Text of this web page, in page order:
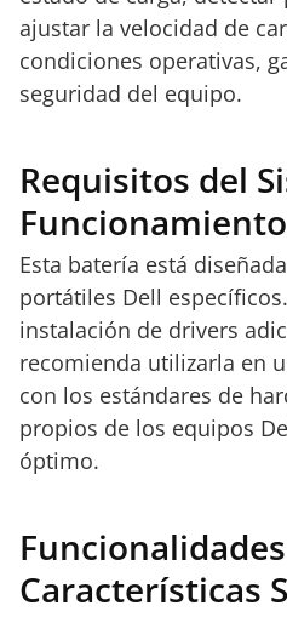
ajustar la velocidad de
condiciones operativas,
seguridad del equipo.
Requisitos del
Esta batería está
portátiles Dell
instalación de drivers
recomienda utilizarla en
con los estándares de
propios de los equipos
óptimo.
Características